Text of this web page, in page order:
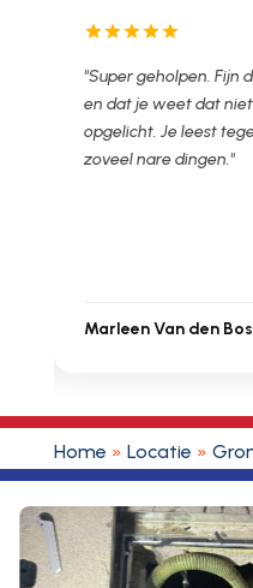
"De man rijden net
en nu al opgelost voor
vooraf besproken
hoor."
Michiel
Home » Locatie »